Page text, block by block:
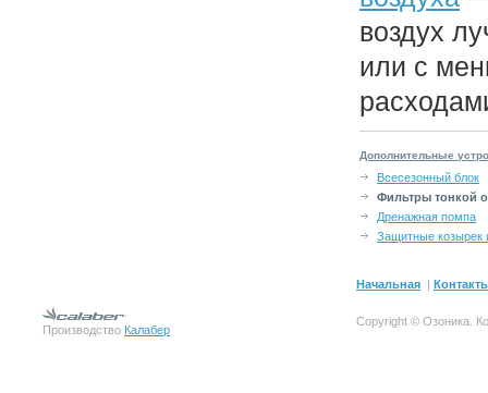
воздух
или с
Дополнительные
Всесезонный блок
Фильтры тонкой
Дренажная помпа
Защитные козырек
Начальная |
Производство Калабер
Copyright © Озоника.